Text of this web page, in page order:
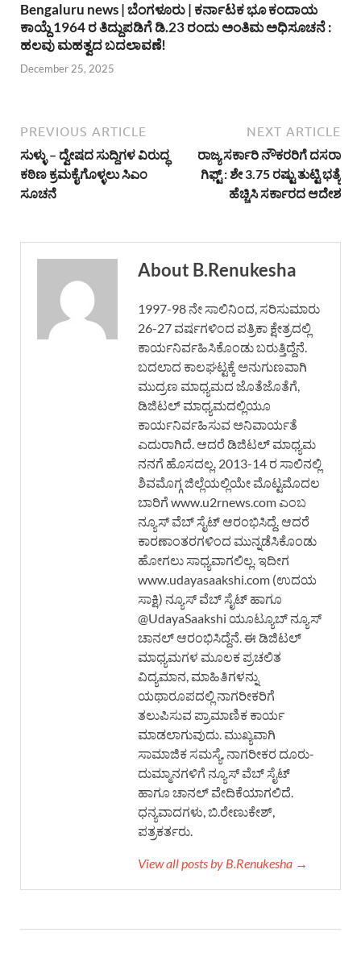
Bengaluru news | ಬೆಂಗಳೂರು | ಕರ್ನಾಟಕ ಭೂ ಕಂದಾಯ
ಕಾಯ್ದೆ 1964 ರ ತಿದ್ದುಪಡಿಗೆ ಡಿ.23 ರಂದು ಅಂತಿಮ ಅಧಿಸೂಚನೆ :
ಹಲವು ಮಹತ್ವದ ಬದಲಾವಣೆ!
December 25, 2025
PREVIOUS ARTICLE
ಸುಳ್ಳು – ದ್ವೇಷದ ಸುದ್ದಿಗಳ ವಿರುದ್ಧ
ಕಠಿಣ ಕ್ರಮಕೈಗೊಳ್ಳಲು ಸಿಎಂ
ಸೂಚನೆ
NEXT ARTICLE
ರಾಜ್ಯ ಸರ್ಕಾರಿ ನೌಕರರಿಗೆ ದಸರಾ
ಗಿಫ್ಟ್ : ಶೇ 3.75 ರಷ್ಟು ತುಟ್ಟಿ ಭತ್ಯೆ
ಹೆಚ್ಚಿಸಿ ಸರ್ಕಾರದ ಆದೇಶ
About B.Renukesha
1997-98 ನೇ ಸಾಲಿನಿಂದ, ಸರಿಸುಮಾರು
26-27 ವರ್ಷಗಳಿಂದ ಪತ್ರಿಕಾ ಕ್ಷೇತ್ರದಲ್ಲಿ
ಕಾರ್ಯನಿರ್ವಹಿಸಿಕೊಂಡು ಬರುತ್ತಿದ್ದೆನೆ.
ಬದಲಾದ ಕಾಲಘಟ್ಟಕ್ಕೆ ಅನುಗುಣವಾಗಿ
ಮುದ್ರಣ ಮಾಧ್ಯಮದ ಜೊತೆಜೊತೆಗೆ,
ಡಿಜಿಟಲ್ ಮಾಧ್ಯಮದಲ್ಲಿಯೂ
ಕಾರ್ಯನಿರ್ವಹಿಸುವ ಅನಿವಾರ್ಯತೆ
ಎದುರಾಗಿದೆ. ಆದರೆ ಡಿಜಿಟಲ್ ಮಾಧ್ಯಮ
ನನಗೆ ಹೊಸದಲ್ಲ. 2013-14 ರ ಸಾಲಿನಲ್ಲಿ
ಶಿವಮೊಗ್ಗ ಜಿಲ್ಲೆಯಲ್ಲಿಯೇ ಮೊಟ್ಟಮೊದಲ
ಬಾರಿಗೆ www.u2rnews.com ಎಂಬ
ನ್ಯೂಸ್ ವೆಬ್ ಸೈಟ್ ಆರಂಭಿಸಿದ್ದೆ. ಆದರೆ
ಕಾರಣಾಂತರಗಳಿಂದ ಮುನ್ನಡೆಸಿಕೊಂಡು
ಹೋಗಲು ಸಾಧ್ಯವಾಗಲಿಲ್ಲ. ಇದೀಗ
www.udayasaakshi.com (ಉದಯ
ಸಾಕ್ಷಿ) ನ್ಯೂಸ್ ವೆಬ್ ಸೈಟ್ ಹಾಗೂ
@UdayaSaakshi ಯೂಟ್ಯೂಬ್ ನ್ಯೂಸ್
ಚಾನಲ್ ಆರಂಭಿಸಿದ್ದೆನೆ. ಈ ಡಿಜಿಟಲ್
ಮಾಧ್ಯಮಗಳ ಮೂಲಕ ಪ್ರಚಲಿತ
ವಿದ್ಯಮಾನ, ಮಾಹಿತಿಗಳನ್ನು
ಯಥಾರೂಪದಲ್ಲಿ ನಾಗರೀಕರಿಗೆ
ತಲುಪಿಸುವ ಪ್ರಾಮಾಣಿಕ ಕಾರ್ಯ
ಮಾಡಲಾಗುವುದು. ಮುಖ್ಯವಾಗಿ
ಸಾಮಾಜಿಕ ಸಮಸ್ಯೆ, ನಾಗರೀಕರ ದೂರು-
ದುಮ್ಮಾನಗಳಿಗೆ ನ್ಯೂಸ್ ವೆಬ್ ಸೈಟ್
ಹಾಗೂ ಚಾನಲ್ ವೇದಿಕೆಯಾಗಲಿದೆ.
ಧನ್ಯವಾದಗಳು, ಬಿ.ರೇಣುಕೇಶ್,
ಪತ್ರಕರ್ತರು.
View all posts by B.Renukesha →